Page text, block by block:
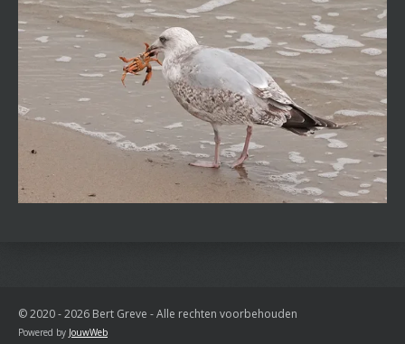
© 2020 - 2026 Bert Greve - Alle rechten voorbehouden
Powered by JouwWeb